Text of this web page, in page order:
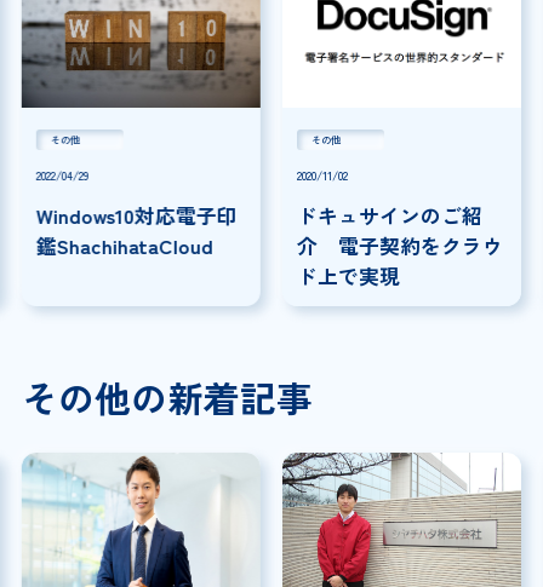
その他
2022/04/29
Windows10対応電子印
鑑ShachihataCloud
その他
2020/11/02
ドキュサインのご紹
介 電子契約をクラウ
ド上で実現
その他の新着記事